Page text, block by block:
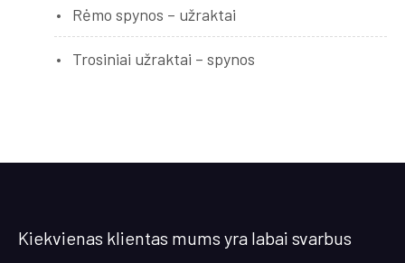
Rėmo spynos – užraktai
Trosiniai užraktai – spynos
Kiekvienas klientas mums yra labai svarbus